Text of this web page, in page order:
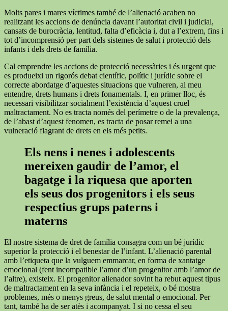
Molts pares i mares víctimes també de l’alienació acaben no
realitzant les accions de denúncia davant l’autoritat civil i judicial,
cansats de burocràcia, lentitud, falta d’eficàcia i, dut a l’extrem, fins i
tot d’incomprensió per part dels sistemes de salut i protecció dels
infants i dels drets de família.
Cal emprendre les accions de protecció necessàries i és urgent que
es produeixi un rigorós debat científic, polític i jurídic sobre el
correcte abordatge d’aquestes situacions que vulneren, al meu
entendre, drets humans i drets fonamentals. I, en primer lloc, és
necessari visibilitzar socialment l’existència d’aquest cruel
maltractament. No es tracta només del perímetre o de la prevalença,
de l’abast d’aquest fenomen, es tracta de posar remei a una
vulneració flagrant de drets en els més petits.
Els nens i nenes i adolescents
mereixen gaudir de l’amor, el
bagatge i la riquesa que aporten
els seus dos progenitors i els seus
respectius grups paterns i
materns
El nostre sistema de dret de família consagra com un bé jurídic
superior la protecció i el benestar de l’infant. L’alienació parental
amb l’etiqueta que la vulguem emmarcar, en forma de xantatge
emocional (fent incompatible l’amor d’un progenitor amb l’amor de
l’altre), existeix. El progenitor alienador sovint ha rebut aquest tipus
de maltractament en la seva infància i el repeteix, o bé mostra
problemes, més o menys greus, de salut mental o emocional. Per
tant, també ha de ser atès i acompanyat. I si no cessa el seu